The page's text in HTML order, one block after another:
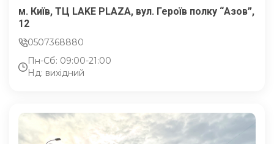
м. Київ, ТЦ LAKE PLAZA, вул. Героїв полку “Азов”,
12
0507368880
Пн-Сб: 09:00-21:00
Нд: вихідний